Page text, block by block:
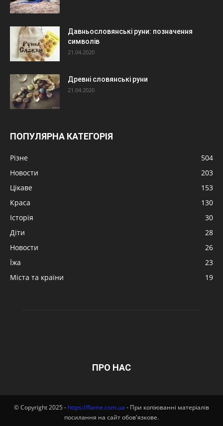
Давньословянські руни: позначення
символів
21.04.2020
Древні словянські руни
21.04.2020
ПОПУЛЯРНА КАТЕГОРІЯ
Різне
504
Новости
203
Цікаве
153
Краса
130
Історія
30
Діти
28
Новости
26
Їжа
23
Міста та країни
19
ПРО НАС
© Copyright 2025 - https://flame.com.ua - При копіюванні матеріалів
посилання на сайт обов'язкове.